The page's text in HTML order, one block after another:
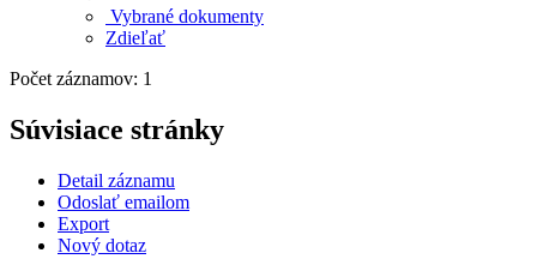
Vybrané dokumenty
Zdieľať
Počet záznamov: 1
Súvisiace stránky
Detail záznamu
Odoslať emailom
Export
Nový dotaz